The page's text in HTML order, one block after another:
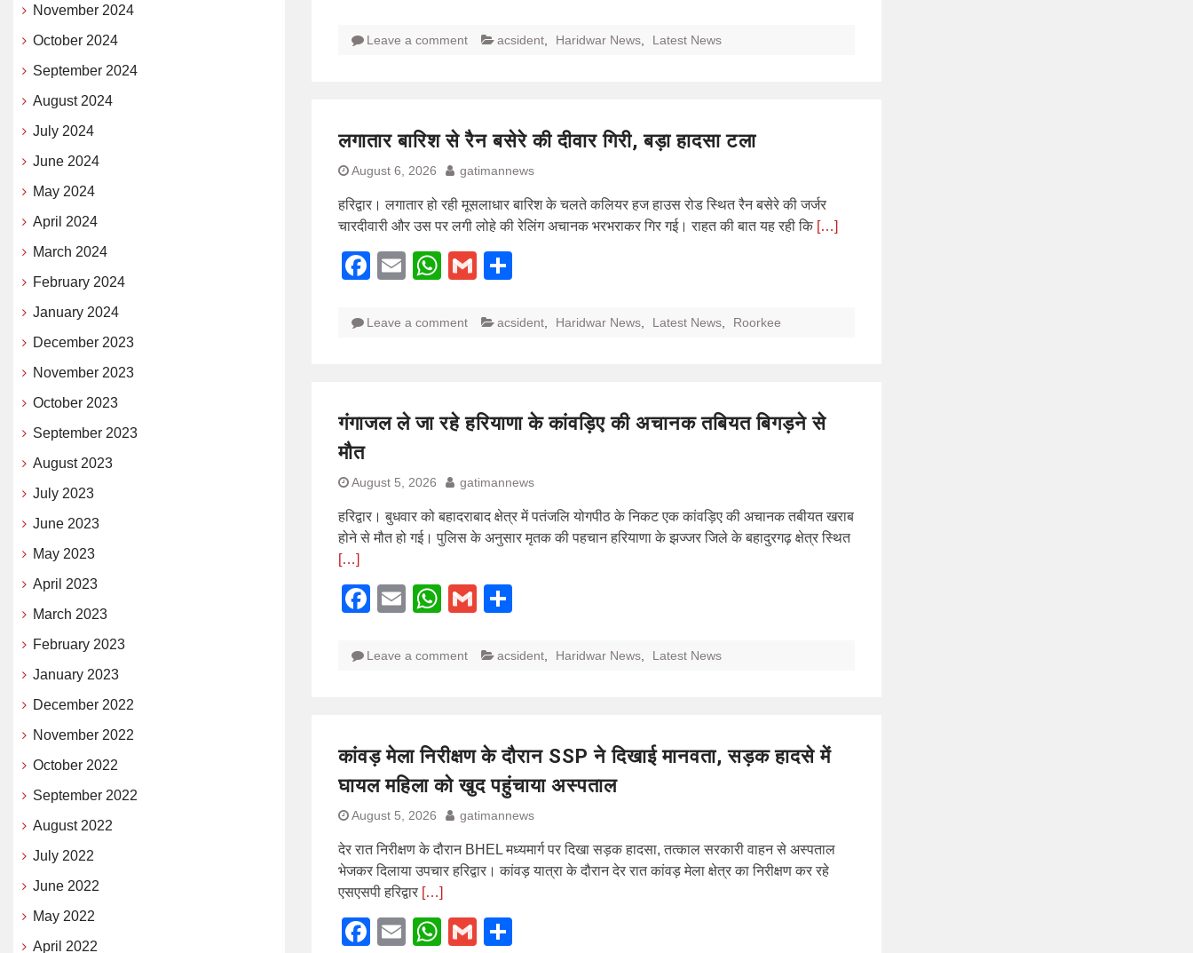
Leave a comment acsident Haridwar News Latest News
लगातार बारिश से रैन बसेरे की दीवार गिरी, बड़ा हादसा टला
August 6, 2026 gatimannews
हरिद्वार। लगातार हो रही मूसलाधार बारिश के चलते कलियर हज हाउस रोड स्थित रैन बसेरे की जर्जर
चारदीवारी और उस पर लगी लोहे की रेलिंग अचानक भरभराकर गिर गई। राहत की बात यह रही कि […]
Facebook
EmailWhatsApp
Gmail
Leave a comment acsident Haridwar News Latest News Roorkee
गंगाजल ले जा रहे हरियाणा के कांवड़िए की अचानक तबियत बिगड़ने से
मौत
August 5, 2026 gatimannews
हरिद्वार। बुधवार को बहादराबाद क्षेत्र में पतंजलि योगपीठ के निकट एक कांवड़िए की अचानक तबीयत खराब
होने से मौत हो गई। पुलिस के अनुसार मृतक की पहचान हरियाणा के झज्जर जिले के बहादुरगढ़ क्षेत्र स्थित
[…]
Facebook
EmailWhatsApp
Gmail
Leave a comment acsident Haridwar News Latest News
कांवड़ मेला निरीक्षण के दौरान SSP ने दिखाई मानवता, सड़क हादसे में
घायल महिला को खुद पहुंचाया अस्पताल
August 5, 2026 gatimannews
देर रात निरीक्षण के दौरान BHEL मध्यमार्ग पर दिखा सड़क हादसा, तत्काल सरकारी वाहन से अस्पताल
भेजकर दिलाया उपचार हरिद्वार। कांवड़ यात्रा के दौरान देर रात कांवड़ मेला क्षेत्र का निरीक्षण कर रहे
एसएसपी हरिद्वार […]
Facebook
EmailWhatsApp
Gmail
November 2024
October 2024
September 2024
August 2024
July 2024
June 2024
May 2024
April 2024
March 2024
February 2024
January 2024
December 2023
November 2023
October 2023
September 2023
August 2023
July 2023
June 2023
May 2023
April 2023
March 2023
February 2023
January 2023
December 2022
November 2022
October 2022
September 2022
August 2022
July 2022
June 2022
May 2022
April 2022